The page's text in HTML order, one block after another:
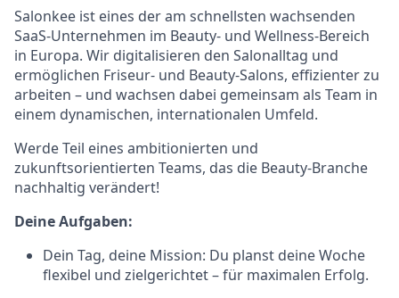
Salonkee ist eines der am schnellsten wachsenden
SaaS-Unternehmen im Beauty- und Wellness-Bereich
in Europa. Wir digitalisieren den Salonalltag und
ermöglichen Friseur- und Beauty-Salons, effizienter zu
arbeiten – und wachsen dabei gemeinsam als Team in
einem dynamischen, internationalen Umfeld.
Werde Teil eines ambitionierten und
zukunftsorientierten Teams, das die Beauty-Branche
nachhaltig verändert!
Deine Aufgaben:
Dein Tag, deine Mission: Du planst deine Woche
flexibel und zielgerichtet – für maximalen Erfolg.